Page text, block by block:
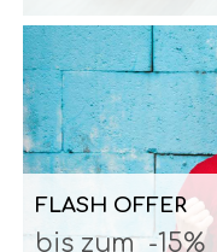
FLASH OFFER
bis zum -15%